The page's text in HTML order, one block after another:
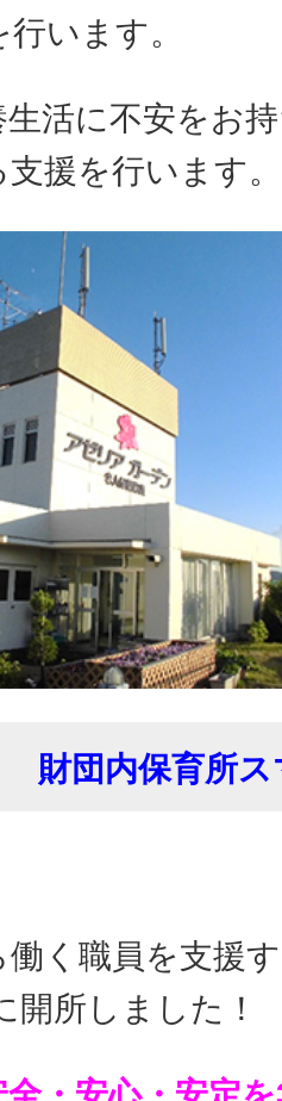
います。
活に不安をお
援を行います。
財団内保育所
く職員を支援
開所しました！